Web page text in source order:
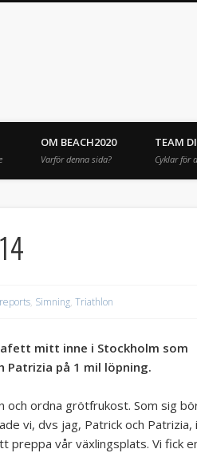
OM BEACH2020
Varför denna sida?
TEAM
Cyklar för
, Simning,Triathlon
mitt inne i Stockholm som
Patrizia på 1 mil löpning.
och ordna grötfrukost. Som sig
vi, dvs jag, Patrick och Patrizia,
preppa vår växlingsplats. Vi fick